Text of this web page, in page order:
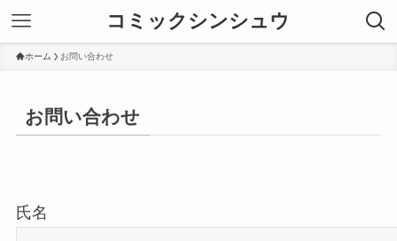
コミックシンシュウ
ホーム お問い合わせ
お問い合わせ
氏名